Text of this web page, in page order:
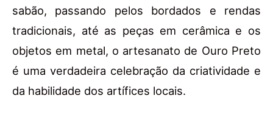
sabão, passando pelos bordados e rendas
tradicionais, até as peças em cerâmica e os
objetos em metal, o artesanato de Ouro Preto
é uma verdadeira celebração da criatividade e
da habilidade dos artífices locais.